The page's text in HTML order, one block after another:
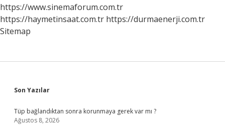
https://www.sinemaforum.com.tr
https://haymetinsaat.com.tr https://durmaenerji.com.tr
Sitemap
Sidebar
Son Yazılar
Tüp bağlandıktan sonra korunmaya gerek var mı ?
Ağustos 8, 2026